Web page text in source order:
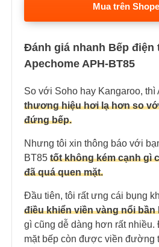
Mua trên
Đánh giá nhanh Bếp điện
Apechome APH-BT85
So với Soho hay Kangaroo, thì
thương hiệu hơi lạ hơn so
đứng bếp.
Nhưng tôi xin thông báo với
BT85 tốt không kém cạnh gì
đã quá quen mặt.
Đầu tiên, tôi rất ưng cái bụng
điều khiển viền vàng nổi bần
gì cũng dễ dàng hơn rất nhiều.
mặt bếp còn được viền đường